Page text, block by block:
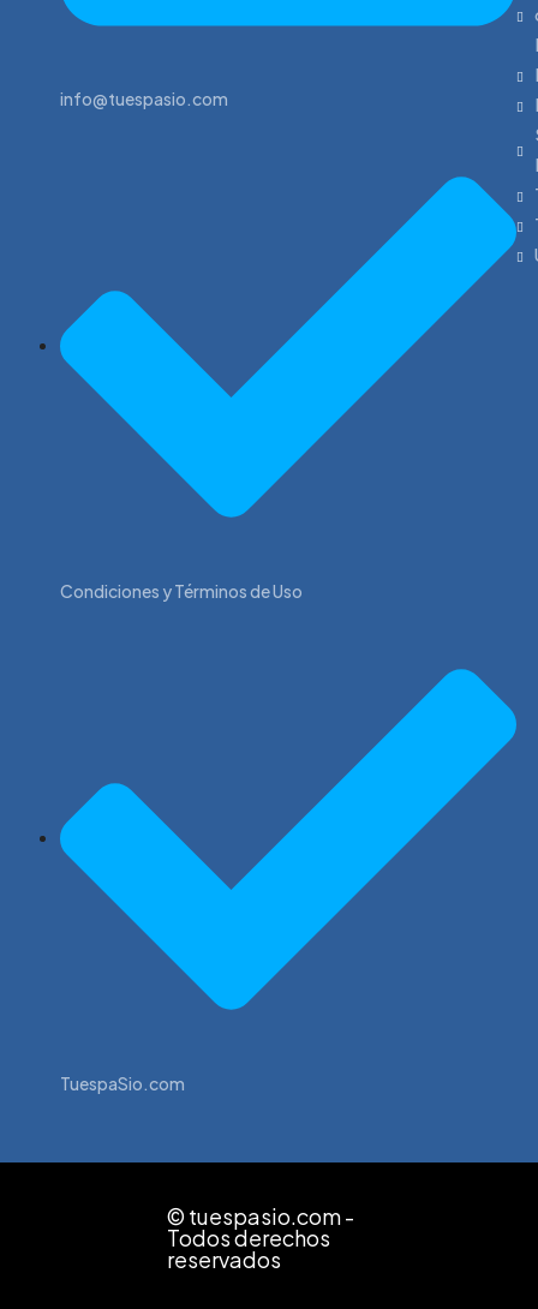
info@tuespasio.com
Condiciones y Términos de Uso
TuespaSio.com
© tuespasio.com -
Todos derechos
reservados